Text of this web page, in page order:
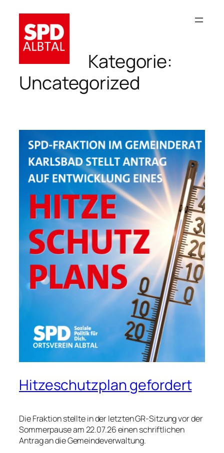
Inhalt
springen
Kategorie:
Uncategorized
Hitzeschutzplan gefordert
Die Fraktion stellte in der letzten GR-Sitzung vor der
Sommerpause am 22.07.26 einen schriftlichen
Antrag an die Gemeindeverwaltung.